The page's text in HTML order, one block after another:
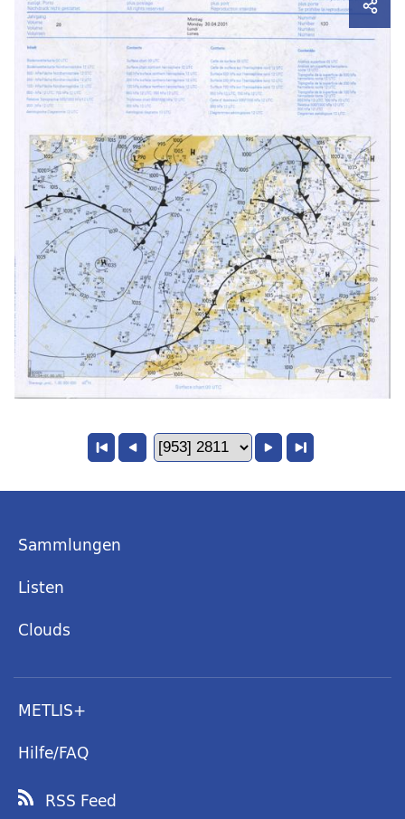
Sammlungen
Listen
Clouds
METLIS+
Hilfe/FAQ
RSS Feed